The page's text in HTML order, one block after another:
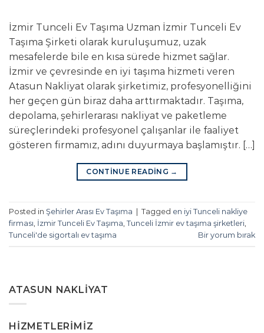
İzmir Tunceli Ev Taşıma Uzman İzmir Tunceli Ev
Taşıma Şirketi olarak kuruluşumuz, uzak
mesafelerde bile en kısa sürede hizmet sağlar.
İzmir ve çevresinde en iyi taşıma hizmeti veren
Atasun Nakliyat olarak şirketimiz, profesyonelliğini
her geçen gün biraz daha arttırmaktadır. Taşıma,
depolama, şehirlerarası nakliyat ve paketleme
süreçlerindeki profesyonel çalışanlar ile faaliyet
gösteren firmamız, adını duyurmaya başlamıştır. […]
CONTINUE READING →
Posted in Şehirler Arası Ev Taşıma Tagged en iyi Tunceli nakliye
firması İzmir Tunceli Ev Taşıma Tunceli İzmir ev taşıma şirketleri
Tunceli'de sigortalı ev taşıma
Bir yorum bırak
ATASUN NAKLIYAT
HIZMETLERIMIZ